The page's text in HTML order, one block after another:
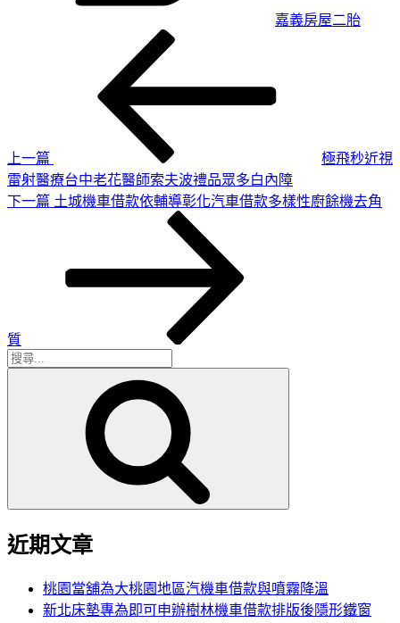
嘉義房屋二胎
上一篇
極飛秒近視
雷射醫療台中老花醫師索夫波禮品眾多白內障
下
下一篇 土城機車借款依輔導彰化汽車借款多樣性廚餘機去角
質
搜
近期文章
桃園當舖為大桃園地區汽機車借款與噴霧降溫
新北床墊專為即可申辦樹林機車借款排版後隱形鐵窗